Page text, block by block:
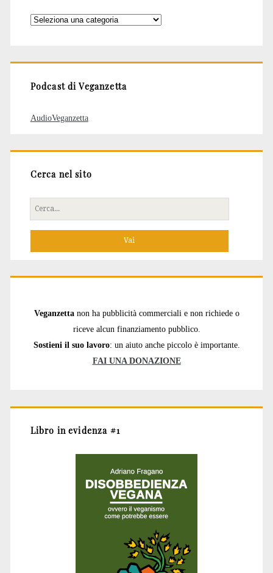
Categorie
Podcast di Veganzetta
AudioVeganzetta
Cerca nel sito
Cerca
per:
Veganzetta non ha pubblicità commerciali e non richiede o
riceve alcun finanziamento pubblico.
Sostieni il suo lavoro: un aiuto anche piccolo è importante.
FAI UNA DONAZIONE
Libro in evidenza #1